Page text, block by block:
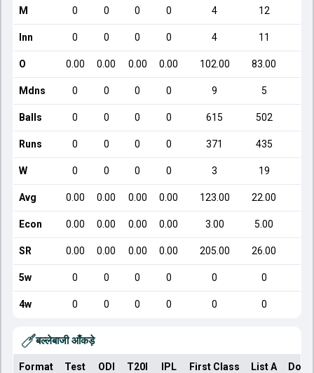
M 0 0 0 0 4 12
Inn 0 0 0 0 4 11
O 0.00 0.00 0.00 0.00 102.00 83.00
Mdns 0 0 0 0 9 5
Balls 0 0 0 0 615 502
Runs 0 0 0 0 371 435
W 0 0 0 0 3 19
Avg 0.00 0.00 0.00 0.00 123.00 22.00
Econ 0.00 0.00 0.00 0.00 3.00 5.00
SR 0.00 0.00 0.00 0.00 205.00 26.00
5w 0 0 0 0 0 0
4w 0 0 0 0 0 0
बल्लेबाजी आँकड़े
Format Test ODI T20I IPL First Class List A